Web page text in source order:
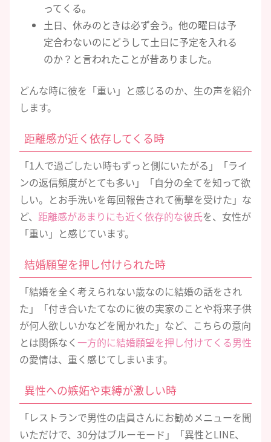
ってくる。
土日、休みのときは必ず会う。他の曜日は予
定合わないのにどうして土日に予定を入れる
のか？と言われたことが昔ありました。
どんな時に彼を「重い」と感じるのか、生の声を紹介
します。
距離感が近く依存してくる時
「1人で過ごしたい時もずっと側にいたがる」「ライ
ンの返信頻度がとても多い」「自分の全てを知って欲
しい。とお手洗いを毎回報告されて衝撃を受けた」な
ど、 距離感があまりにも近く依存的な彼氏を、女性が
「重い」と感じています。
結婚願望を押し付けられた時
「結婚を全く考えられない歳なのに結婚の話をされ
た」「付き合いたてなのに彼の実家のことや将来子供
が何人欲しいかなどを聞かれた」など、こちらの意向
とは関係なく一方的に結婚願望を押し付けてくる男性
の愛情は、重く感じてしまいます。
異性への嫉妬や束縛が激しい時
「レストランで男性の店員さんにお勧めメニューを聞
いただけで、30分はブルーモード」「異性とLINE、